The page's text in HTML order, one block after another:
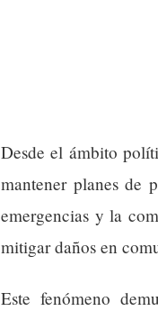
Desde el ámbito
mantener planes de
emergencias y la
mitigar daños en
Este fenómeno